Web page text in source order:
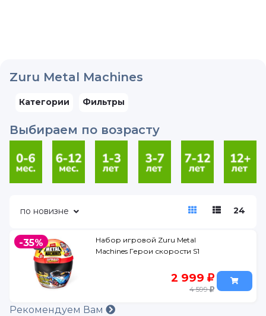
Zuru Metal Machines
Категории Фильтры
Выбираем по возрасту
по новизне 24
-35%
Набор игровой Zuru Metal
Machines Герои скорости S1
2 999
4 599
Рекомендуем Вам